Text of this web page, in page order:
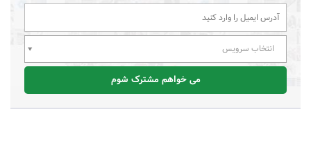
انتخاب سرویس
می خواهم مشترک شوم